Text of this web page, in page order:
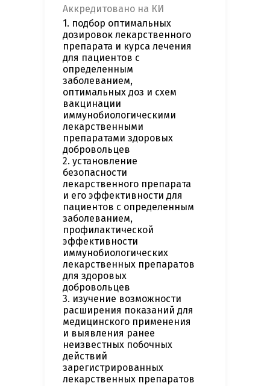
Аккредитовано на КИ
1. подбор оптимальных
дозировок лекарственного
препарата и курса лечения
для пациентов с
определенным
заболеванием,
оптимальных доз и схем
вакцинации
иммунобиологическими
лекарственными
препаратами здоровых
добровольцев
2. установление
безопасности
лекарственного препарата
и его эффективности для
пациентов с определенным
заболеванием,
профилактической
эффективности
иммунобиологических
лекарственных препаратов
для здоровых
добровольцев
3. изучение возможности
расширения показаний для
медицинского применения
и выявления ранее
неизвестных побочных
действий
зарегистрированных
лекарственных препаратов